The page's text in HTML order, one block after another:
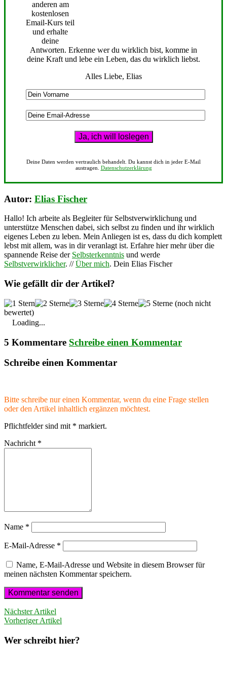
anderen am
kostenlosen
Email-Kurs teil
und erhalte
deine
Antworten. Erkenne wer du wirklich bist, komme in
deine Kraft und lebe ein Leben, das du wirklich liebst.
Alles Liebe, Elias
Deine Daten werden vertraulich behandelt. Du kannst dich in jeder E-Mail
austragen. Datenschutzerklärung
Autor: Elias Fischer
Hallo! Ich arbeite als Begleiter für Selbstverwirklichung und
unterstütze Menschen dabei, sich selbst zu finden und ihr wirklich
eigenes Leben zu leben. Mein Anliegen ist es, dass du dich komplett
lebst mit allem, was in dir veranlagt ist. Erfahre hier mehr über die
spannende Reise der Selbsterkenntnis und werde
Selbstverwirklicher. //Über mich. Dein Elias Fischer
Wie gefällt dir der Artikel?
(noch nicht
bewertet)
Loading...
5 Kommentare Schreibe einen Kommentar
Schreibe einen Kommentar
Bitte schreibe nur einen Kommentar, wenn du eine Frage stellen
oder den Artikel inhaltlich ergänzen möchtest.
Pflichtfelder sind mit * markiert.
Nachricht *
Name *
E-Mail-Adresse *
Name, E-Mail-Adresse und Website in diesem Browser für
meinen nächsten Kommentar speichern.
Nächster Artikel
Vorheriger Artikel
Wer schreibt hier?